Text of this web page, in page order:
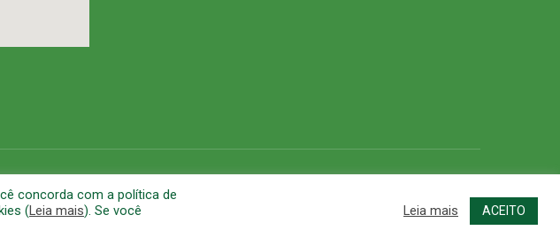
concorda com a política de
(Leia mais). Se você
Leia mais ACEITO